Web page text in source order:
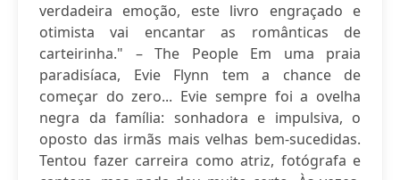
verdadeira emoção, este livro engraçado e
otimista vai encantar as românticas de
carteirinha." – The People Em uma praia
paradisíaca, Evie Flynn tem a chance de
começar do zero... Evie sempre foi a ovelha
negra da família: sonhadora e impulsiva, o
oposto das irmãs mais velhas bem-sucedidas.
Tentou fazer carreira como atriz, fotógrafa e